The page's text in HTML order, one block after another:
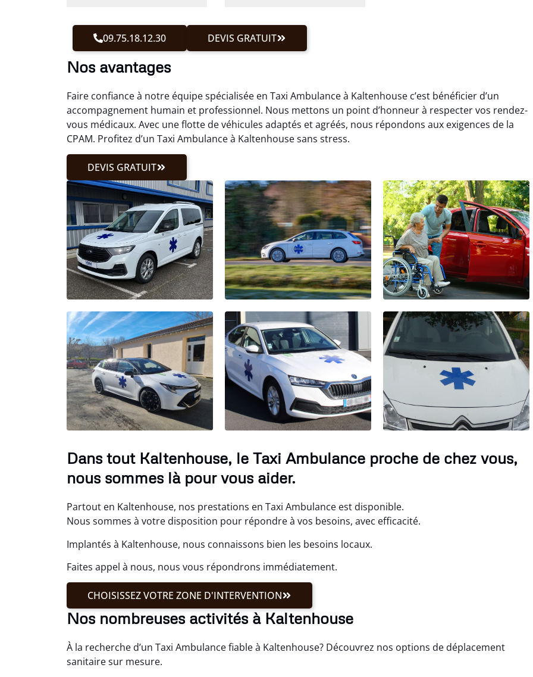
09.75.18.12.30 DEVIS GRATUIT
Nos avantages
Faire confiance à notre équipe spécialisée en Taxi Ambulance à Kaltenhouse c’est bénéficier d’un
accompagnement humain et professionnel. Nous mettons un point d’honneur à respecter vos rendez-
vous médicaux. Avec une flotte de véhicules adaptés et agréés, nous répondons aux exigences de la
CPAM. Profitez d’un Taxi Ambulance à Kaltenhouse sans stress.
DEVIS GRATUIT
Dans tout Kaltenhouse, le Taxi Ambulance proche de chez vous,
nous sommes là pour vous aider.
Partout en Kaltenhouse, nos prestations en Taxi Ambulance est disponible.
Nous sommes à votre disposition pour répondre à vos besoins, avec efficacité.
Implantés à Kaltenhouse, nous connaissons bien les besoins locaux.
Faites appel à nous, nous vous répondrons immédiatement.
CHOISISSEZ VOTRE ZONE D'INTERVENTION
Nos nombreuses activités à Kaltenhouse
À la recherche d’un Taxi Ambulance fiable à Kaltenhouse? Découvrez nos options de déplacement
sanitaire sur mesure.